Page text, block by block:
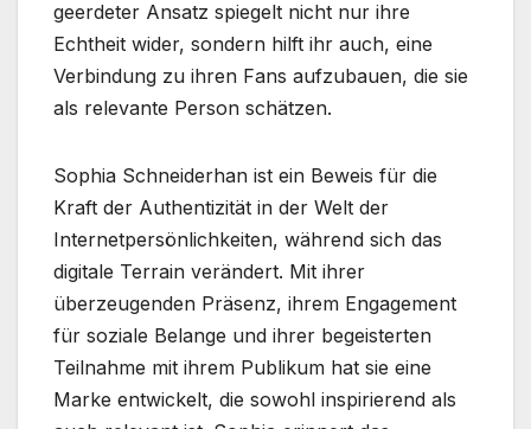
geerdeter Ansatz spiegelt nicht nur ihre
Echtheit wider, sondern hilft ihr auch, eine
Verbindung zu ihren Fans aufzubauen, die sie
als relevante Person schätzen.
Sophia Schneiderhan ist ein Beweis für die
Kraft der Authentizität in der Welt der
Internetpersönlichkeiten, während sich das
digitale Terrain verändert. Mit ihrer
überzeugenden Präsenz, ihrem Engagement
für soziale Belange und ihrer begeisterten
Teilnahme mit ihrem Publikum hat sie eine
Marke entwickelt, die sowohl inspirierend als